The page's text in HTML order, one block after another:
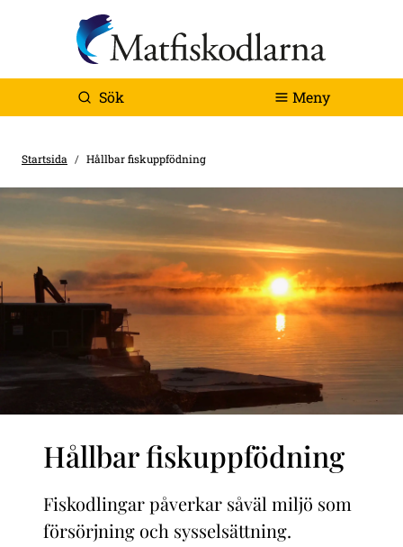
Sök Meny
Startsida Hållbar fiskuppfödning
Hållbar fiskuppfödning
Fiskodlingar påverkar såväl miljö som
försörjning och sysselsättning.